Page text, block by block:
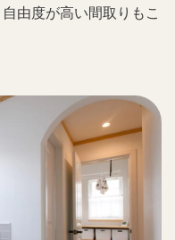
由度が高い間取りもこ